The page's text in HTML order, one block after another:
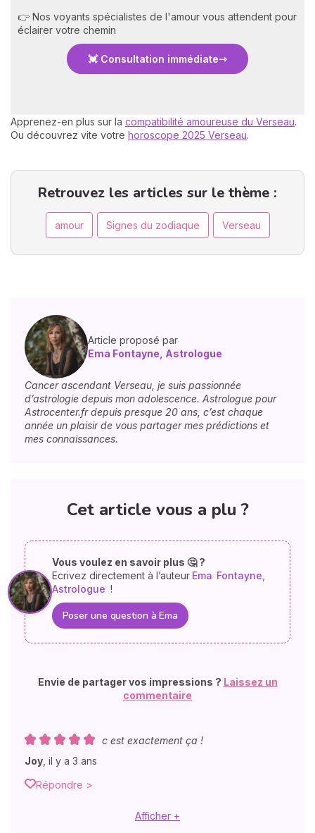
👉 Nos voyants spécialistes de l'amour vous attendent pour
éclairer votre chemin
💓 Consultation immédiate
Apprenez-en plus sur la compatibilité amoureuse du Verseau.
Ou découvrez vite votre horoscope 2025 Verseau.
Retrouvez les articles sur le thème :
amour Signes du zodiaque Verseau
Article proposé par
Ema Fontayne, Astrologue
Cancer ascendant Verseau, je suis passionnée
d’astrologie depuis mon adolescence. Astrologue pour
Astrocenter.fr depuis presque 20 ans, c’est chaque
année un plaisir de vous partager mes prédictions et
mes connaissances.
Cet article vous a plu ?
Vous voulez en savoir plus 🤔 ?
Ecrivez directement à l’auteur Ema Fontayne,
Astrologue !
Poser une question à Ema
Envie de partager vos impressions ? Laissez un
commentaire
c est exactement ça !
Joy il y a 3 ans
Répondre >
Afficher +